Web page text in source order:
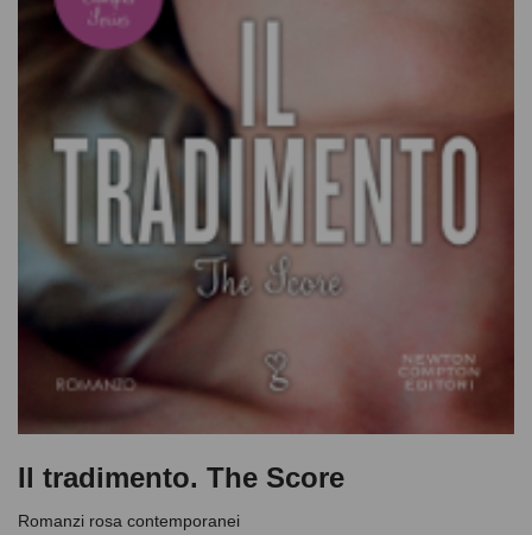
Il tradimento. The Score
Romanzi rosa contemporanei